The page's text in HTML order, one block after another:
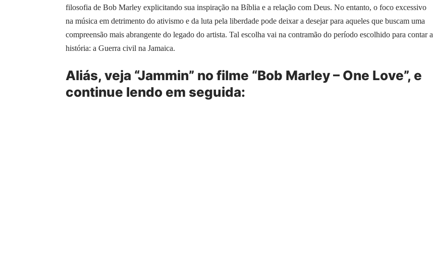
filosofia de Bob Marley explicitando sua inspiração na Bíblia e a relação com Deus. No entanto, o foco excessivo
na música em detrimento do ativismo e da luta pela liberdade pode deixar a desejar para aqueles que buscam uma
compreensão mais abrangente do legado do artista. Tal escolha vai na contramão do período escolhido para contar a
história: a Guerra civil na Jamaica.
Aliás, veja “Jammin” no filme “Bob Marley – One Love”, e
continue lendo em seguida: